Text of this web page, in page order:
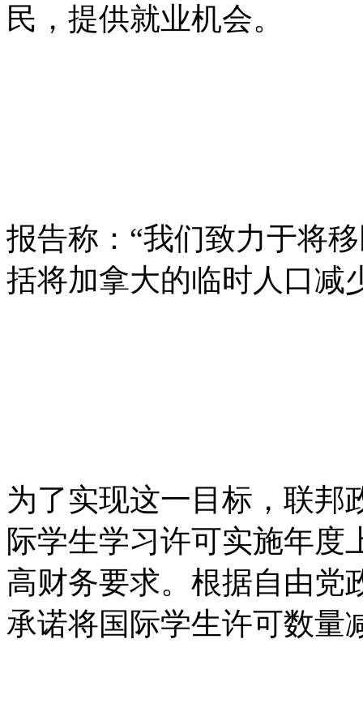
民，提供就业机会。
报告称：“我们致力于将
括将加拿大的临时人口减
为了实现这一目标，联邦
际学生学习许可实施年度
高财务要求。根据自由党
承诺将国际学生许可数量